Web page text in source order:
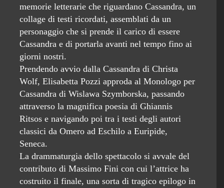
memorie letterarie che riguardano Cassandra, un
collage di testi ricordati, assemblati da un
personaggio che si prende il carico di essere
Cassandra e di portarla avanti nel tempo fino ai
giorni nostri.
Prendendo avvio dalla Cassandra di Christa
Wolf, Elisabetta Pozzi approda al Monologo per
Cassandra di Wislawa Szymborska, passando
attraverso la magnifica poesia di Ghiannis
Ritsos e navigando poi tra i testi degli autori
classici da Omero ad Eschilo a Euripide,
Seneca.
La drammaturgia dello spettacolo si avvale del
contributo di Massimo Fini con cui l’attrice ha
costruito il finale, una sorta di tragico epilogo in